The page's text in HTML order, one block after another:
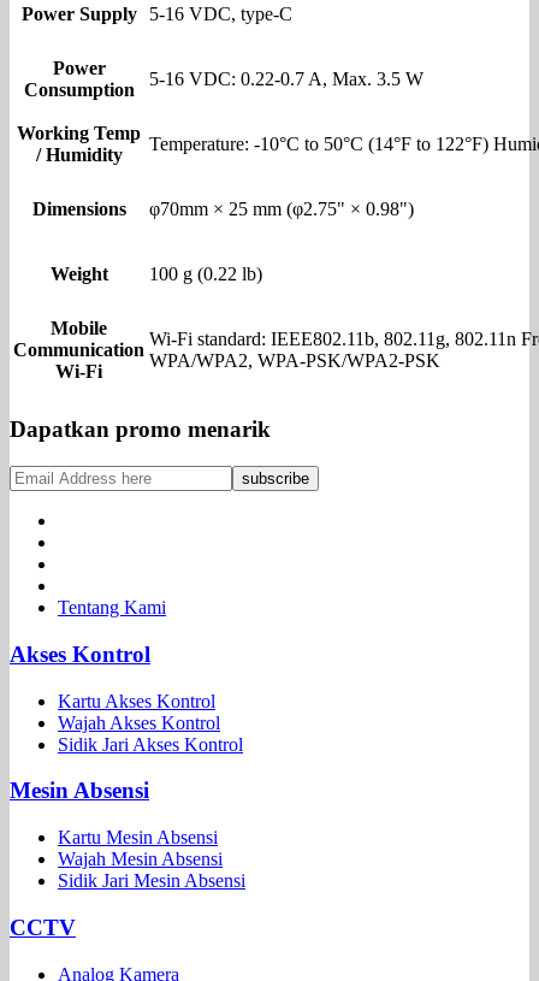
Power Supply 5-16 VDC, type-C
Power
Consumption
5-16 VDC: 0.22-0.7 A, Max. 3.5 W
Working Temp
/ Humidity
Temperature: -10°C to 50°C (14°F to 122°F)
Dimensions φ70mm × 25 mm (φ2.75" × 0.98")
Weight 100 g (0.22 lb)
Mobile
Communication
Wi-Fi
Wi-Fi standard: IEEE802.11b, 802.11g, 802.11n
WPA/WPA2, WPA-PSK/WPA2-PSK
Dapatkan promo menarik
Tentang Kami
Akses Kontrol
Kartu Akses Kontrol
Wajah Akses Kontrol
Sidik Jari Akses Kontrol
Mesin Absensi
Kartu Mesin Absensi
Wajah Mesin Absensi
Sidik Jari Mesin Absensi
CCTV
Analog Kamera